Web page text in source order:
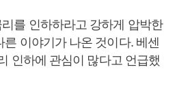
를 인하하라고 강하게 압박한
이야기가 나온 것이다. 베센
인하에 관심이 많다고 언급했